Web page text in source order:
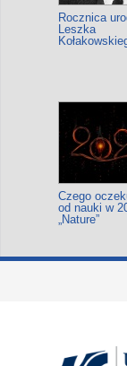
Rocznica
Leszka
Czego
od nauki w
„Nature”